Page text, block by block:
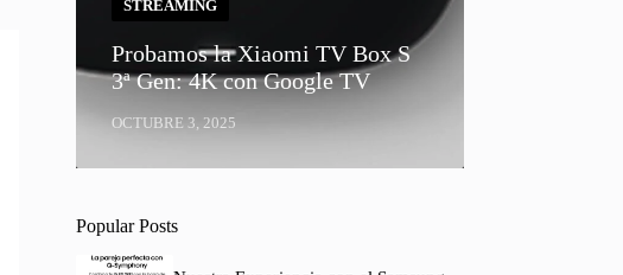
STREAMING
Probamos la Xiaomi TV Box S
3ª Gen: 4K con Google TV
OCTUBRE 3, 2025
Popular Posts